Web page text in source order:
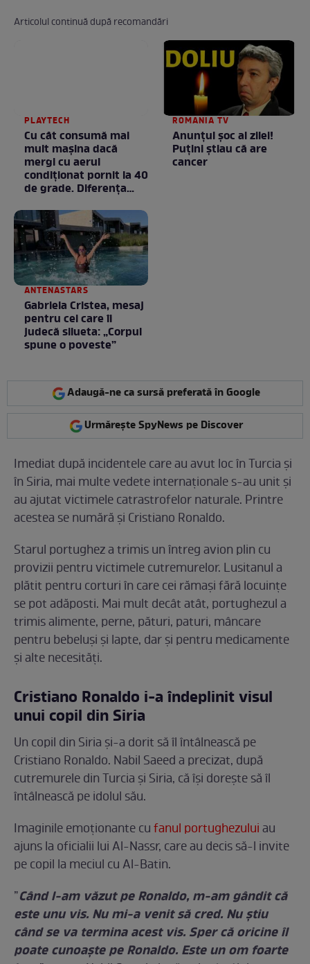
Articolul continuă după recomandări
PLAYTECH
Cu cât consumă mai
mult mașina dacă
mergi cu aerul
condiționat pornit la 40
de grade. Diferența
decât crezi
ROMANIA TV
Anunţul şoc al zilei!
Puţini ştiau că are
cancer
ANTENASTARS
Gabriela Cristea, mesaj
pentru cei care îi
judecă silueta: „Corpul
spune o poveste”
Adaugă-ne ca sursă preferată în Google
Urmărește SpyNews pe Discover
Imediat după incidentele care au avut loc în Turcia și
în Siria, mai multe vedete internaționale s-au unit și
au ajutat victimele catrastrofelor naturale. Printre
acestea se numără și Cristiano Ronaldo.
Starul portughez a trimis un întreg avion plin cu
provizii pentru victimele cutremurelor. Lusitanul a
plătit pentru corturi în care cei rămași fără locuințe
se pot adăposti. Mai mult decât atât, portughezul a
trimis alimente, perne, pături, paturi, mâncare
pentru bebeluși și lapte, dar și pentru medicamente
și alte necesități.
Cristiano Ronaldo i-a îndeplinit visul
unui copil din Siria
Un copil din Siria și-a dorit să îl întâlnească pe
Cristiano Ronaldo. Nabil Saeed a precizat, după
cutremurele din Turcia și Siria, că își dorește să îl
întâlnească pe idolul său.
Imaginile emoționante cufanul portughezuluiau
ajuns la oficialii lui Al-Nassr, care au decis să-l invite
pe copil la meciul cu Al-Batin.
”Când l-am văzut pe Ronaldo, m-am gândit că
este unu vis. Nu mi-a venit să cred. Nu ştiu
când se va termina acest vis. Sper că oricine îl
poate cunoaşte pe Ronaldo. Este un om foarte